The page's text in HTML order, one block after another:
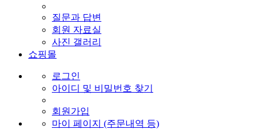
질문과 답변
회원 자료실
사진 갤러리
쇼핑몰
로그인
아이디 및 비밀번호 찾기
회원가입
마이 페이지 (주문내역 등)